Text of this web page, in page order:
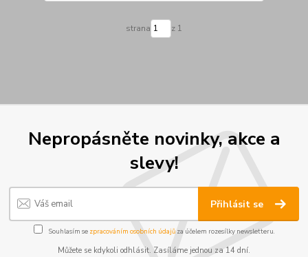
strana z 1
Nepropásněte novinky, akce a
slevy!
Přihlásit se
Souhlasím se zpracováním osobních údajůza účelem rozesílky newsletteru.
Můžete se kdykoli odhlásit. Zasíláme jednou za 14 dní.